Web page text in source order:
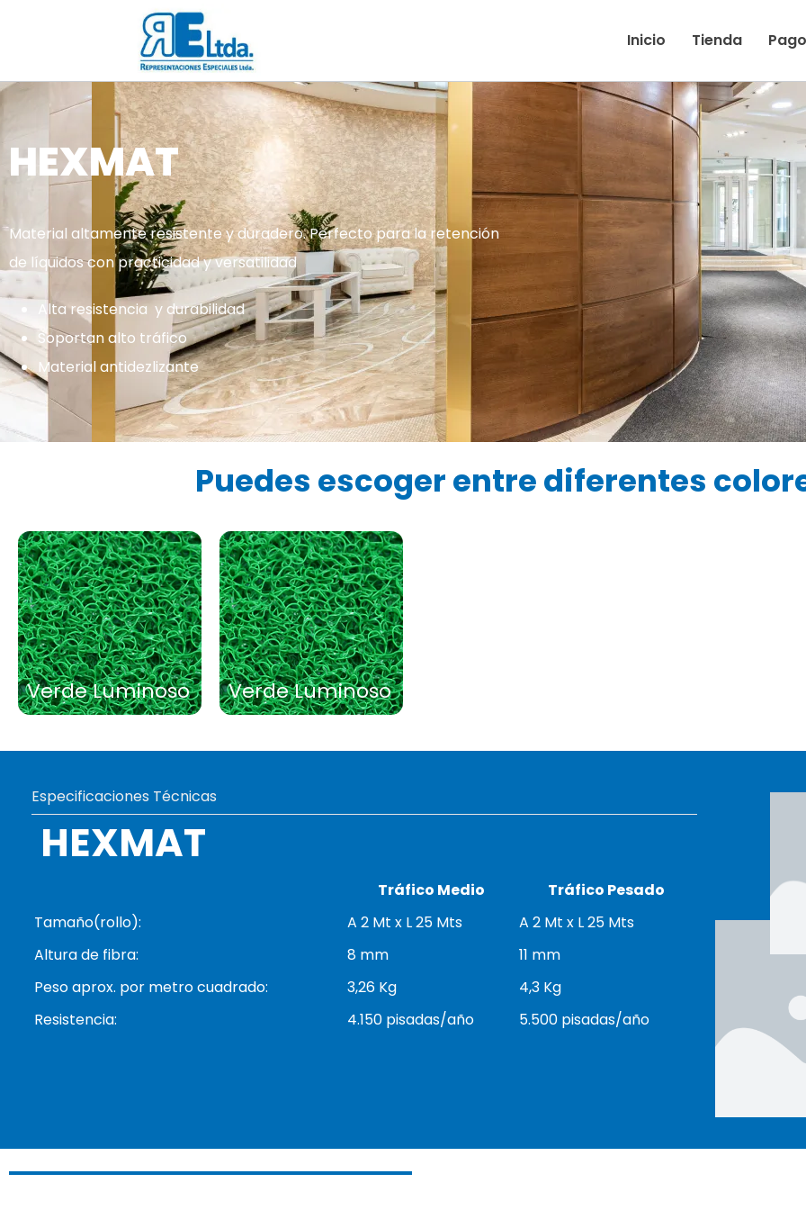
Inicio Tienda
HEXMAT
Material altamente resistente y duradero. Perfecto para la retención
de líquidos con practicidad y versatilidad
Alta resistencia y durabilidad
Soportan alto tráfico
Material antidezlizante
Puedes escoger entre diferentes
Verde Luminoso Verde Luminoso
Especificaciones Técnicas
HEXMAT
Tráfico Medio
Tráfico Pesado
Tamaño(rollo):
A 2 Mt x L 25 Mts
A 2 Mt x L 25 Mts
Altura de fibra:
8 mm
11 mm
Peso aprox. por metro cuadrado:
3,26 Kg
4,3 Kg
Resistencia:
4.150 pisadas/año 5.500 pisadas/año